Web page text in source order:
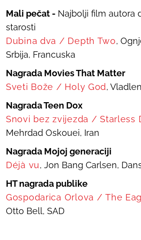
Mali pečat - Najbolji film autora
starosti
Dubina dva / Depth Two,
Srbija, Francuska
Nagrada Movies That Matter
Sveti Bože / Holy God,
Nagrada Teen Dox
Snovi bez zvijezda /Starless
Mehrdad Oskouei, Iran
Nagrada Mojoj generaciji
Déjà vu, Jon Bang Carlsen,
HT nagrada publike
Gospodarica Orlova /The
Otto Bell, SAD